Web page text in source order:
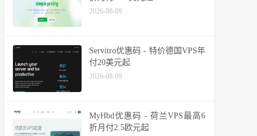
2026-08-09
Servitro优惠码 - 特价德国VPS年
付20美元起
2026-08-09
MyHbd优惠码 - 荷兰VPS最高6
折月付2.5欧元起